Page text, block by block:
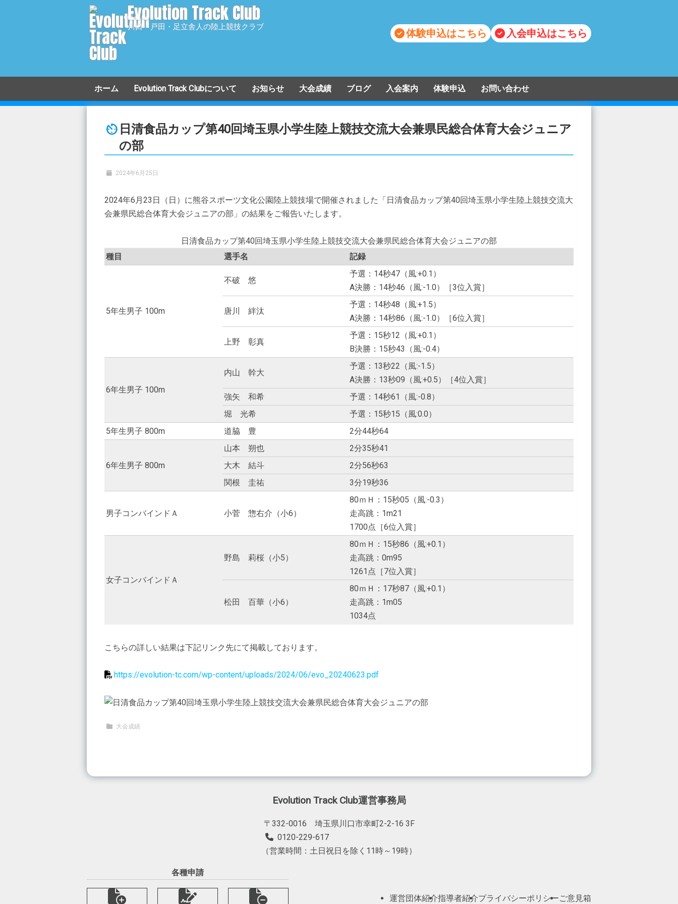
へ
動
Evolution Track Club
川口・戸田・足立舎人の陸上競技クラブ
体験申込はこちら 入会申込はこちら
ホーム Evolution Track Clubについて
中学生クラス
高校生クラス
マスターズクラス
お知らせ 大会成績 ブログ 入会案内 体験申込 お問い合わせ
日清食品カップ第40回埼玉県小学生陸上競技交流大会兼県民総合体育大会ジュニア
の部
2024年6月25日
2024年6月23日（日）に熊谷スポーツ文化公園陸上競技場で開催されました「日清食品カップ第40回埼玉県小学生陸上競技交流大
会兼県民総合体育大会ジュニアの部」の結果をご報告いたします。
日清食品カップ第40回埼玉県小学生陸上競技交流大会兼県民総合体育大会ジュニアの部
種目
選手名 記録
5年生男子 100m
不破 悠
予選：14秒47（風:+0.1）
A決勝：14秒46（風:-1.0）［3位入賞］
唐川 絆汰
予選：14秒48（風:+1.5）
A決勝：14秒86（風:-1.0）［6位入賞］
上野 彰真
予選：15秒12（風:+0.1）
B決勝：15秒43（風:-0.4）
6年生男子 100m
内山 幹大
予選：13秒22（風:-1.5）
A決勝：13秒09（風:+0.5）［4位入賞］
強矢 和希
予選：14秒61（風:-0.8）
堀 光希
予選：15秒15（風:0.0）
5年生男子 800m
道脇 豊 2分44秒64
6年生男子 800m
山本 朔也
2分35秒41
大木 結斗
2分56秒63
関根 圭祐
3分19秒36
男子コンバインドＡ 小菅 惣右介（小6）
80ｍＨ：15秒05（風:-0.3）
走高跳：1m21
1700点［6位入賞］
女子コンバインドＡ
野島 莉桜（小5）
80ｍＨ：15秒86（風:+0.1）
走高跳：0m95
1261点［7位入賞］
松田 百華（小6）
80ｍＨ：17秒87（風:+0.1）
走高跳：1m05
1034点
こちらの詳しい結果は下記リンク先にて掲載しております。
https://evolution-tc.com/wp-content/uploads/2024/06/evo_20240623.pdf
大会成績
Evolution Track Club運営事務局
〒332-0016 埼玉県川口市幸町2-2-16 3F
0120-229-617
（営業時間：土日祝日を除く11時～19時）
各種申請
運営団体紹介指導者紹介プライバシーポリシーご意見箱